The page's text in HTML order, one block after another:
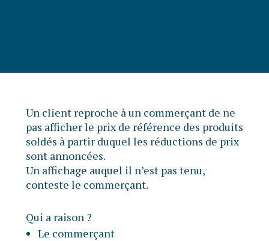
Un client reproche à un commerçant de ne
pas afficher le prix de référence des produits
soldés à partir duquel les réductions de prix
sont annoncées.
Un affichage auquel il n’est pas tenu,
conteste le commerçant.
Qui a raison ?
Le commerçant